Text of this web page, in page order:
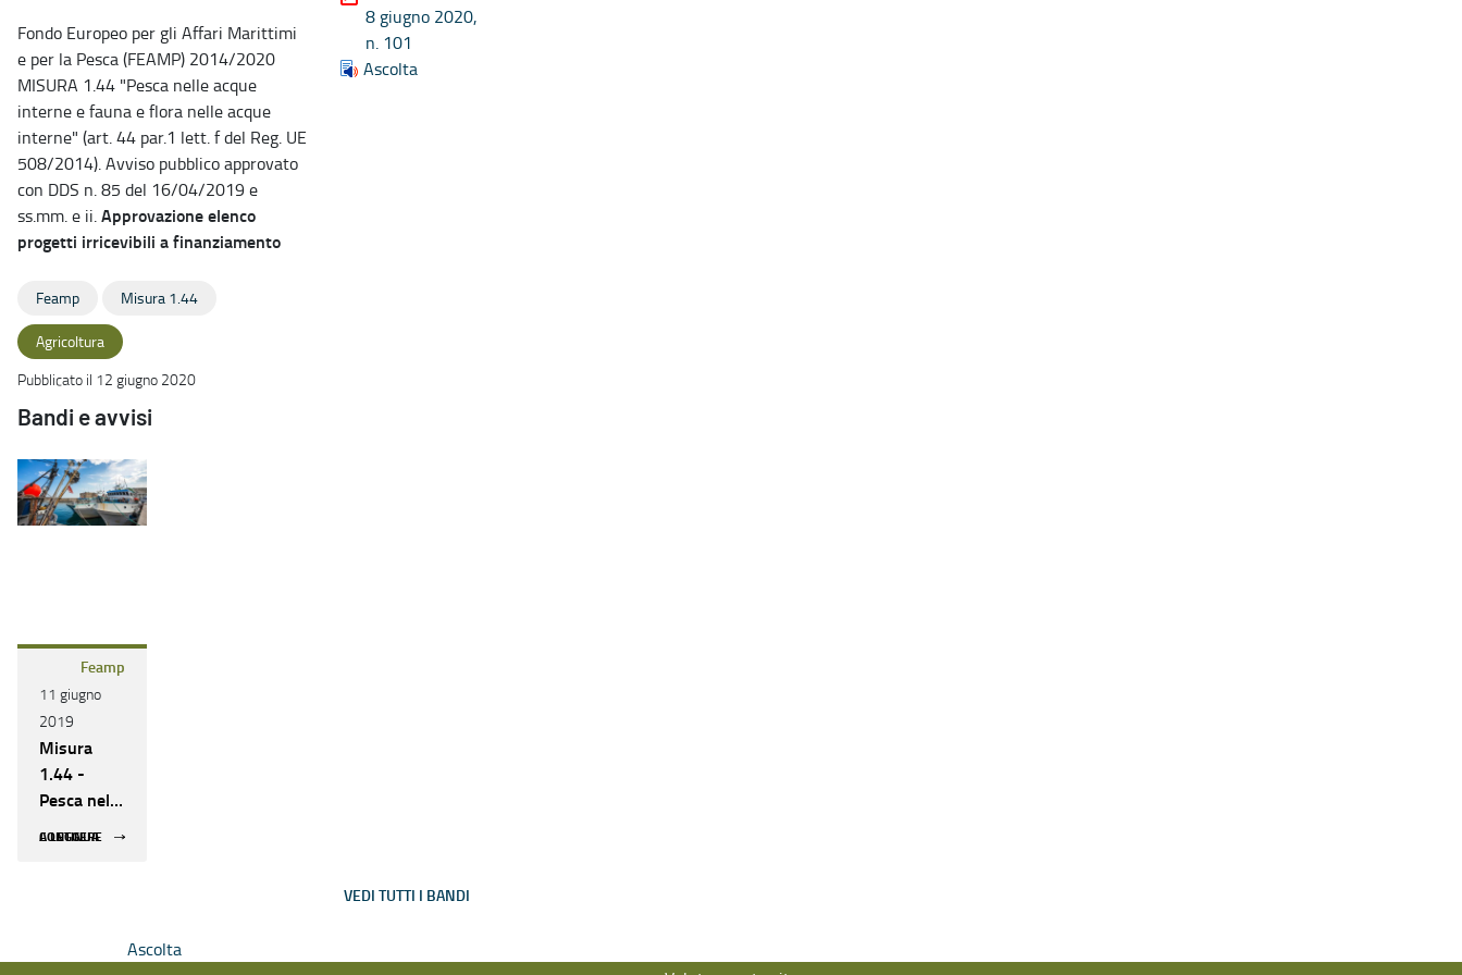
Fondo Europeo per gli Affari Marittimi
e per la Pesca (FEAMP) 2014/2020
MISURA 1.44 "Pesca nelle acque
interne e fauna e flora nelle acque
interne" (art. 44 par.1 lett. f del Reg. UE
508/2014). Avviso pubblico approvato
con DDS n. 85 del 16/04/2019 e
ss.mm. e ii.Approvazione elenco
progetti irricevibili a finanziamento
8 giugno 2020,
n. 101
Ascolta
Feamp Misura 1.44
Agricoltura
Pubblicato il 12 giugno 2020
Bandi e avvisi
Feamp
11 giugno
2019
Misura
1.44 -
Pesca nelle
CONTINUA A LEGGERE
VEDI TUTTI I BANDI
Ascolta